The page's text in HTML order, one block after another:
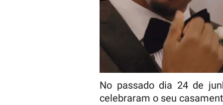
No passado dia 24 de
celebraram o seu